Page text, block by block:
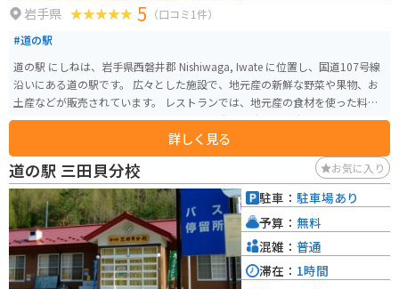
は、盛岡冷麺やじゃじゃ麺、わんこそばといった麺類が有名です。また、南
売所では、地元で採れた新鮮な野菜や果物も販売されているので、お土産に
もおすすめです。 見どころとしては、道の駅に併設されている「賢治の学
校」があります。ここは、宮沢賢治の生涯や作品について学ぶことができる
施設です。また、道の駅の敷地内には、銀河鉄道の夜をモチーフにしたモニ
ュメントやオブジェが設置されており、写真撮影スポットとしても人気で
しめます。特に、八幡平アスピーテラインは、絶景のワインディングロード
として知られており、バイク乗りにはおすすめです。ただし、冬季は積雪の
ため通行止めとなるので、注意が必要です。
岩手県 5 （口コミ1件）
#道の駅
道の駅 にしねは、岩手県西磐井郡 Nishiwaga, Iwate に位置し、国道107号線
沿いにある道の駅です。 広々とした施設で、地元産の新鮮な野菜や果物、お
土産などが販売されています。 レストランでは、地元産の食材を使った料理
を楽しむことができます。 バイクで訪れる際は、駐車場も広く停めやすいの
で安心です。 周辺には、温泉施設やキャンプ場などもあり、観光の拠点とし
ても便利です。 道の駅 にしねは、地元の特産品である南部鉄器の展示や販売
も行っています。 また、近隣には、歴史的な建造物や美しい自然など、見ど
ころもたくさんあります。
詳しく見る
道の駅 三田貝分校 お気に入り
駐車： 駐車場あり
予算： 無料
混雑： 普通
滞在： 1時間